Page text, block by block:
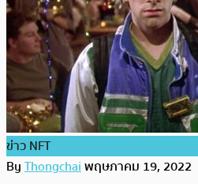
ข่าว NFT
ByThongchaiพฤษภาคม 19, 2022